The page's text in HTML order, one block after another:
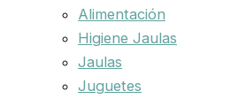
Alimentación
Higiene Jaulas
Jaulas
Juguetes